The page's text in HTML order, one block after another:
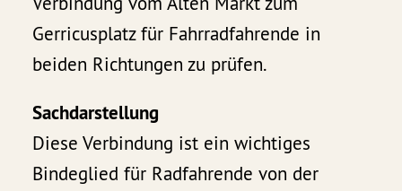
Gerricusplatz für Fahrradfahrende in
beiden Richtungen zu prüfen.
Sachdarstellung
Diese Verbindung ist ein wichtiges
Bindeglied für Radfahrende von der